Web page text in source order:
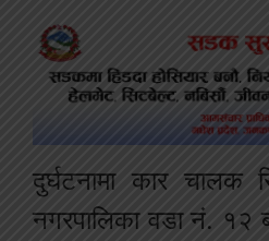
दुर्घटनामा कार चालक
नगरपालिका वडा नं. १२